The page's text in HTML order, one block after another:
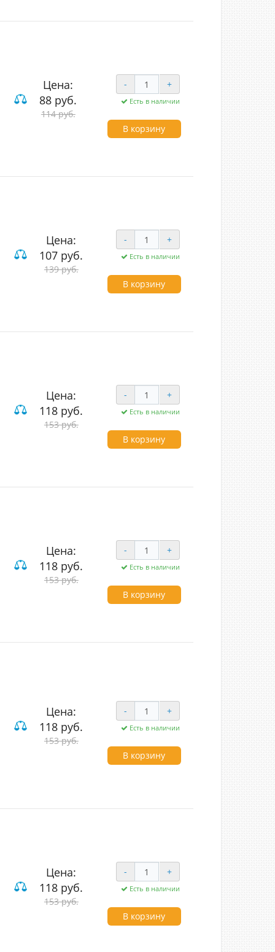
Цена:
88 руб.
114 руб.
- +
Есть в наличии
В корзину
Цена:
107 руб.
139 руб.
- +
Есть в наличии
В корзину
Цена:
118 руб.
153 руб.
- +
Есть в наличии
В корзину
Цена:
118 руб.
153 руб.
- +
Есть в наличии
В корзину
Цена:
118 руб.
153 руб.
- +
Есть в наличии
В корзину
Цена:
118 руб.
153 руб.
- +
Есть в наличии
В корзину